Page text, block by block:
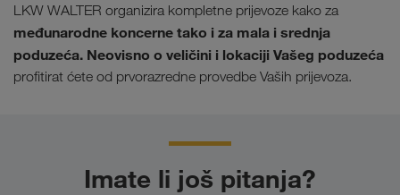
LKW WALTER organizira kompletne prijevoze kako za
međunarodne koncerne tako i za mala i srednja
poduzeća. Neovisno o veličini i lokaciji Vašeg poduzeća
profitirat ćete od prvorazredne provedbe Vaših prijevoza.
Imate li još pitanja?